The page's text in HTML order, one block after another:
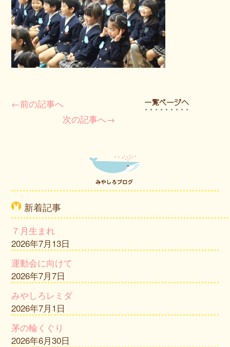
←前の記事へ
次の記事へ→
新着記事
７月生まれ
2026年7月13日
運動会に向けて
2026年7月7日
みやしろレミダ
2026年7月1日
茅の輪くぐり
2026年6月30日